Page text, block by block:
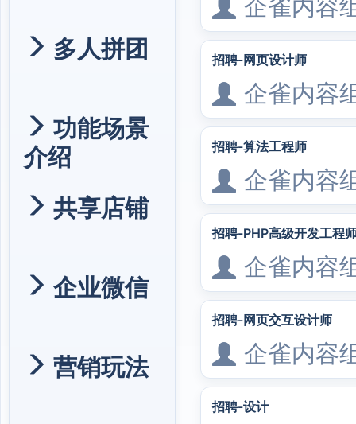
多人拼团
功能场景
介绍
共享店铺
企业微信
营销玩法
企雀内容
招聘-网页设计师
企雀内容
招聘-算法工程师
企雀内容
招聘-PHP高级开发工程
企雀内容
招聘-网页交互设计师
企雀内容
招聘-设计